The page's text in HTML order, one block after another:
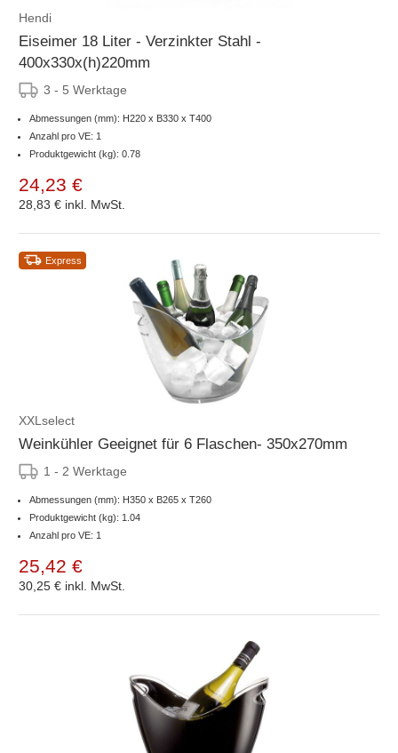
Hendi
Eiseimer 18 Liter - Verzinkter Stahl -
400x330x(h)220mm
3 - 5 Werktage
Abmessungen (mm): H220 x B330 x T400
Anzahl pro VE: 1
Produktgewicht (kg): 0.78
24,23 €
28,83 € inkl. MwSt.
Express
XXLselect
Weinkühler Geeignet für 6 Flaschen- 350x270mm
1 - 2 Werktage
Abmessungen (mm): H350 x B265 x T260
Produktgewicht (kg): 1.04
Anzahl pro VE: 1
25,42 €
30,25 € inkl. MwSt.